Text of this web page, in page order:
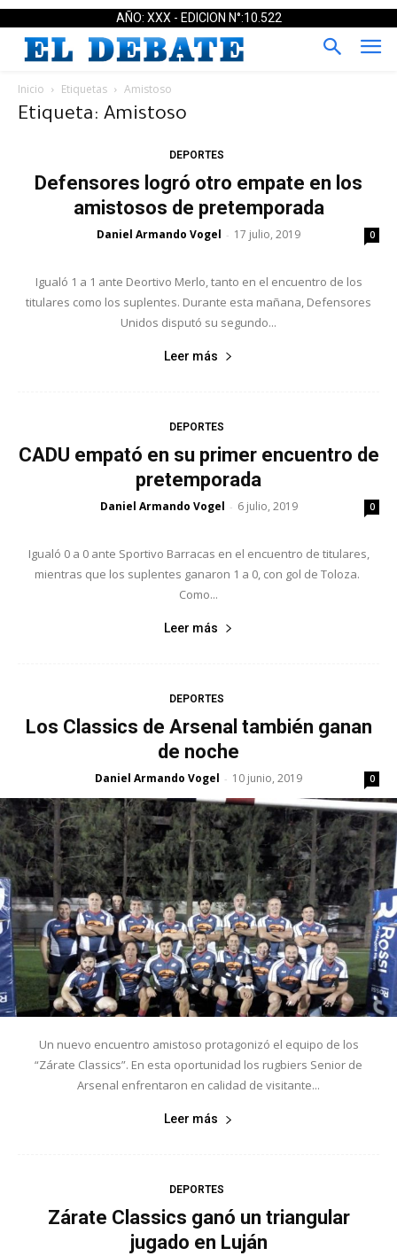
AÑO: XXX - EDICION N°:10.522
Inicio Etiquetas Amistoso
Etiqueta: Amistoso
DEPORTES
Defensores logró otro empate en los
amistosos de pretemporada
Daniel Armando Vogel - 17 julio, 2019 0
Igualó 1 a 1 ante Deortivo Merlo, tanto en el encuentro de los
titulares como los suplentes. Durante esta mañana, Defensores
Unidos disputó su segundo...
Leer más
DEPORTES
CADU empató en su primer encuentro de
pretemporada
Daniel Armando Vogel - 6 julio, 2019 0
Igualó 0 a 0 ante Sportivo Barracas en el encuentro de titulares,
mientras que los suplentes ganaron 1 a 0, con gol de Toloza.
Como...
Leer más
DEPORTES
Los Classics de Arsenal también ganan
de noche
Daniel Armando Vogel - 10 junio, 2019 0
Un nuevo encuentro amistoso protagonizó el equipo de los
“Zárate Classics”. En esta oportunidad los rugbiers Senior de
Arsenal enfrentaron en calidad de visitante...
Leer más
DEPORTES
Zárate Classics ganó un triangular
jugado en Luján